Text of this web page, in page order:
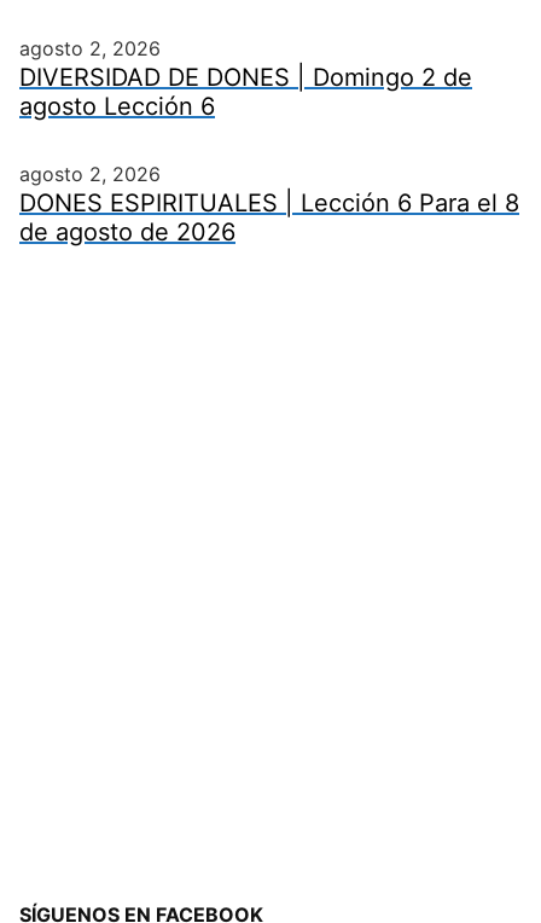
agosto 2, 2026
DIVERSIDAD DE DONES | Domingo 2 de
agosto Lección 6
agosto 2, 2026
DONES ESPIRITUALES | Lección 6 Para el 8
de agosto de 2026
SÍGUENOS EN FACEBOOK